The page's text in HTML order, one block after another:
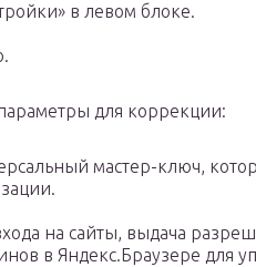
в левом блоке.
для коррекции:
мастер-ключ,
на сайты, выдача
в Яндекс.Браузере для